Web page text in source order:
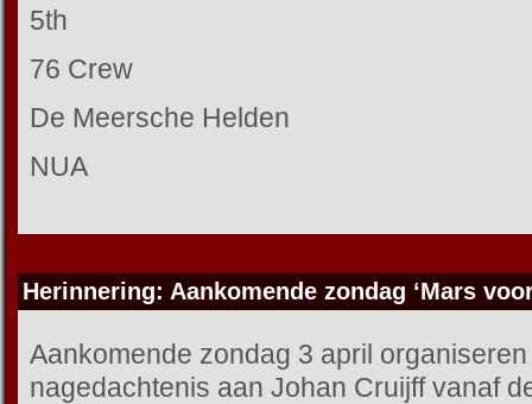
5th
76 Crew
De Meersche Helden
NUA
Herinnering: Aankomende zondag ‘Mars
Aankomende zondag 3 april
nagedachtenis aan Johan Cruijff vanaf